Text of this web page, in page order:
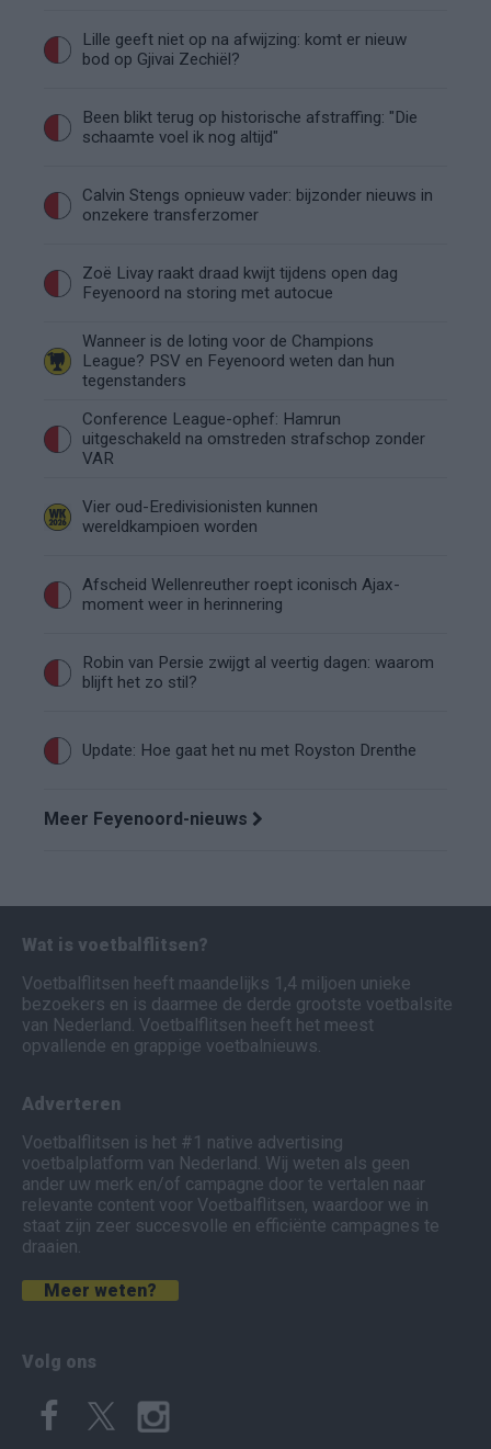
Lille geeft niet op na afwijzing: komt er nieuw
bod op Gjivai Zechiël?
Been blikt terug op historische afstraffing: "Die
schaamte voel ik nog altijd"
Calvin Stengs opnieuw vader: bijzonder nieuws in
onzekere transferzomer
Zoë Livay raakt draad kwijt tijdens open dag
Feyenoord na storing met autocue
Wanneer is de loting voor de Champions
League? PSV en Feyenoord weten dan hun
tegenstanders
Conference League-ophef: Hamrun
uitgeschakeld na omstreden strafschop zonder
VAR
Vier oud-Eredivisionisten kunnen
wereldkampioen worden
Afscheid Wellenreuther roept iconisch Ajax-
moment weer in herinnering
Robin van Persie zwijgt al veertig dagen: waarom
blijft het zo stil?
Update: Hoe gaat het nu met Royston Drenthe
Meer Feyenoord-nieuws
Wat is voetbalflitsen?
Voetbalflitsen heeft maandelijks 1,4 miljoen unieke
bezoekers en is daarmee de derde grootste voetbalsite
van Nederland. Voetbalflitsen heeft het meest
opvallende en grappige voetbalnieuws.
Adverteren
Voetbalflitsen is het #1 native advertising
voetbalplatform van Nederland. Wij weten als geen
ander uw merk en/of campagne door te vertalen naar
relevante content voor Voetbalflitsen, waardoor we in
staat zijn zeer succesvolle en efficiënte campagnes te
draaien.
Meer weten?
Volg ons